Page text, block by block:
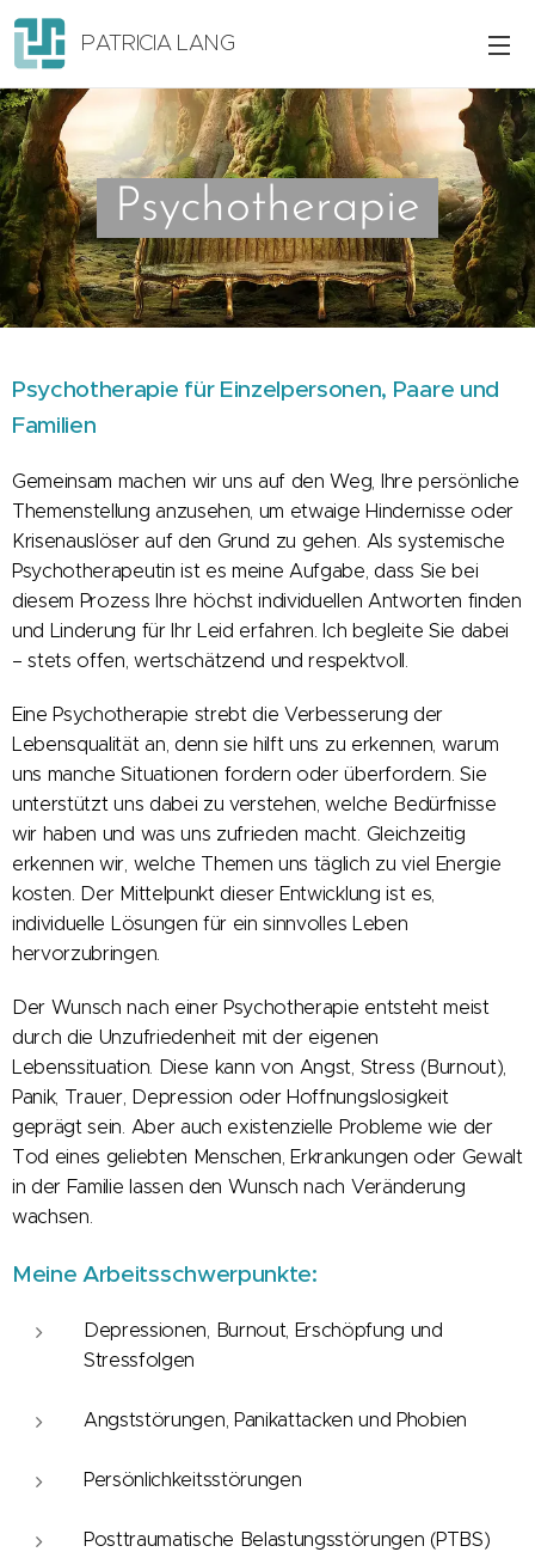
PATRICIA LANG
Psychotherapie
Psychotherapie für Einzelpersonen, Paare und
Familien
Gemeinsam machen wir uns auf den Weg, Ihre persönliche
Themenstellung anzusehen, um etwaige Hindernisse oder
Krisenauslöser auf den Grund zu gehen. Als systemische
Psychotherapeutin ist es meine Aufgabe, dass Sie bei
diesem Prozess Ihre höchst individuellen Antworten finden
und Linderung für Ihr Leid erfahren. Ich begleite Sie dabei
– stets offen, wertschätzend und respektvoll.
Eine Psychotherapie strebt die Verbesserung der
Lebensqualität an, denn sie hilft uns zu erkennen, warum
uns manche Situationen fordern oder überfordern. Sie
unterstützt uns dabei zu verstehen, welche Bedürfnisse
wir haben und was uns zufrieden macht. Gleichzeitig
erkennen wir, welche Themen uns täglich zu viel Energie
kosten. Der Mittelpunkt dieser Entwicklung ist es,
individuelle Lösungen für ein sinnvolles Leben
hervorzubringen.
Der Wunsch nach einer Psychotherapie entsteht meist
durch die Unzufriedenheit mit der eigenen
Lebenssituation. Diese kann von Angst, Stress (Burnout),
Panik, Trauer, Depression oder Hoffnungslosigkeit
geprägt sein. Aber auch existenzielle Probleme wie der
Tod eines geliebten Menschen, Erkrankungen oder Gewalt
in der Familie lassen den Wunsch nach Veränderung
wachsen.
Meine Arbeitsschwerpunkte:
Depressionen, Burnout, Erschöpfung und
Stressfolgen
Angststörungen, Panikattacken und Phobien
Persönlichkeitsstörungen
Posttraumatische Belastungsstörungen (PTBS)